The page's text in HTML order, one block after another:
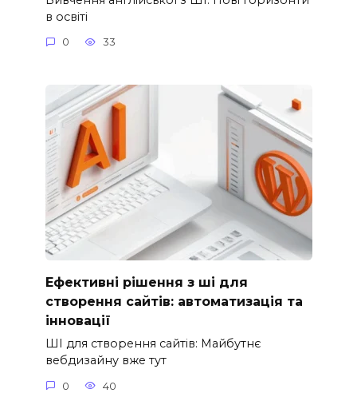
в освіті
0 33
Ефективні рішення з ші для
створення сайтів: автоматизація та
інновації
ШІ для створення сайтів: Майбутнє
вебдизайну вже тут
0 40